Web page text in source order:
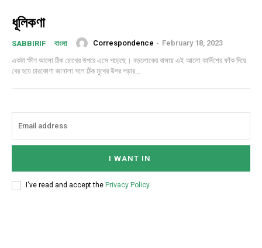
ধূলিকণা
SABBIRIF বাংলা Correspondence - February 18, 2023
একটা ক্ষীণ আলো ঠিক চোখের উপরে এসে পড়েছে। বড়লোকের বাসায় এই আলো কার্নিশের ফাঁক দিয়ে
বের হয়ে চারকোণা জানালা গলে ঠিক মুখের উপর পড়ার...
I WANT IN
I've read and accept the Privacy Policy.